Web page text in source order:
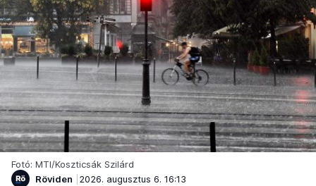
Fotó: MTI/Koszticsák Szilárd
Röviden
2026. augusztus 6. 16:13